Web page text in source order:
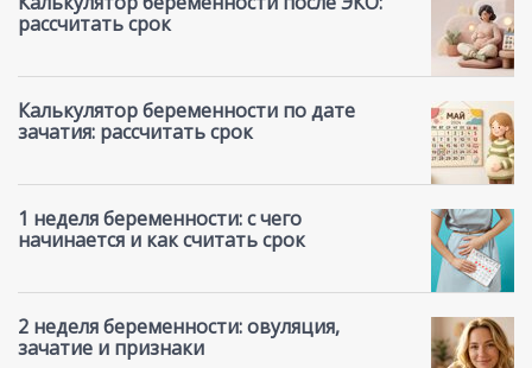
рассчитать срок
Калькулятор беременности по дате
зачатия: рассчитать срок
1 неделя беременности: с чего
начинается и как считать срок
2 неделя беременности: овуляция,
зачатие и признаки